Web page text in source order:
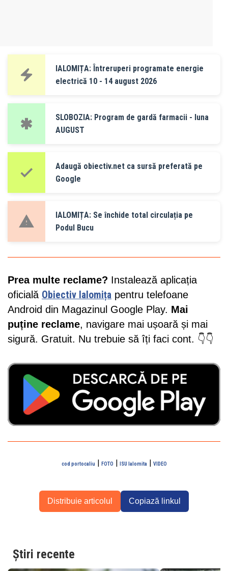
IALOMIȚA: Întreruperi programate energie
electrică 10 - 14 august 2026
SLOBOZIA: Program de gardă farmacii - luna
AUGUST
Adaugă obiectiv.net ca sursă preferată pe
Google
IALOMIȚA: Se închide total circulația pe
Podul Bucu
Prea multe reclame? Instalează aplicația
oficială Obiectiv Ialomița pentru telefoane
Android din Magazinul Google Play. Mai
puține reclame, navigare mai ușoară și mai
sigură. Gratuit. Nu trebuie să îți faci cont. 👇👇
cod portocaliu FOTO ISU Ialomita| VIDEO
Distribuie articolul Copiază linkul
Știri recente